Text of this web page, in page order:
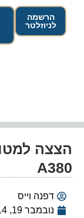
הרשמה
לניוזלטר
הצצה
A380
דפנה וייס
נובמבר 19, 2014